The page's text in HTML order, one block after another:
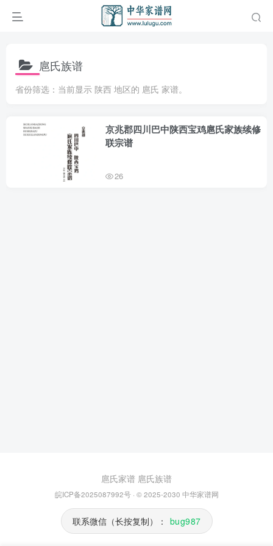
扈氏族谱
省份筛选：当前显示 陕西 地区的 扈氏 家谱。
京兆郡四川巴中陕西宝鸡扈氏家族续修
联宗谱
26
扈氏家谱 扈氏族谱
皖ICP备2025087992号· © 2025-2030 中华家谱网
联系微信（长按复制）： bug987